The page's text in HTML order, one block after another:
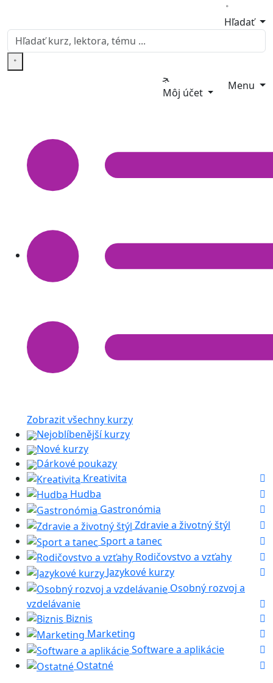
Hľadať
Môj účet
Menu
Zobrazit všechny kurzy
Nejoblíbenější kurzy
Nové kurzy
Dárkové poukazy
Kreativita
Hudba
Gastronómia
Zdravie a životný štýl
Sport a tanec
Rodičovstvo a vzťahy
Jazykové kurzy
Osobný rozvoj a
vzdelávanie
Biznis
Marketing
Software a aplikácie
Ostatné